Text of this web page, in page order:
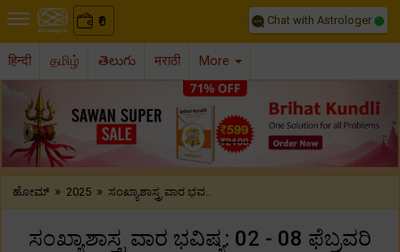
₹
0 Chat with Astrologer
हिन्दी தமிழ் తెలుగు मराठी More
Previous
ಹೋಮ್ » 2025 » ಸಂಖ್ಯಾಶಾಸ್ತ್ರ ವಾರ ಭವ..
ಸಂಖ್ಯಾಶಾಸ್ತ್ರ ವಾರ ಭವಿಷ್ಯ: 02 - 08 ಫೆಬ್ರವರಿ